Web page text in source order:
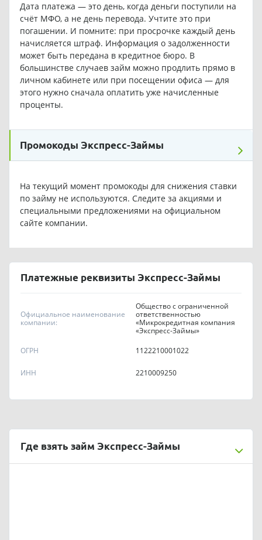
Дата платежа — это день, когда деньги поступили на
счёт МФО, а не день перевода. Учтите это при
погашении. И помните: при просрочке каждый день
начисляется штраф. Информация о задолженности
может быть передана в кредитное бюро. В
большинстве случаев займ можно продлить прямо в
личном кабинете или при посещении офиса — для
этого нужно сначала оплатить уже начисленные
проценты.
Промокоды Экспресс-Займы
На текущий момент промокоды для снижения ставки
по займу не используются. Следите за акциями и
специальными предложениями на официальном
сайте компании.
Платежные реквизиты Экспресс-Займы
Официальное наименование
компании:
Общество с ограниченной
ответственностью
«Микрокредитная компания
«Экспресс-Займы»
ОГРН
1122210001022
ИНН 2210009250
Где взять займ Экспресс-Займы